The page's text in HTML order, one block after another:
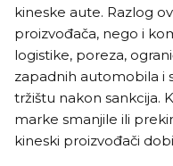
kineske aute. Razlog
proizvođača, nego i
logistike, poreza,
zapadnih automobila i
tržištu nakon sankcija.
marke smanjile ili
kineski proizvođači